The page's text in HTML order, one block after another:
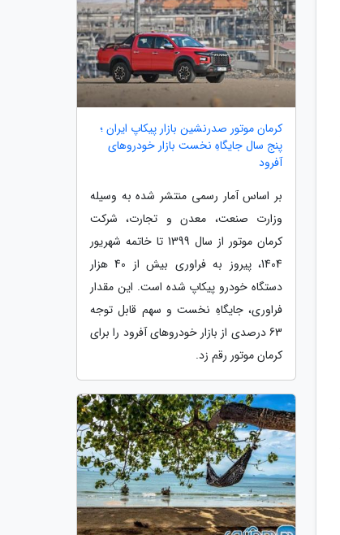
کرمان موتور صدرنشین بازار پیکاپ ایران ؛
پنج سال جایگاهِ نخست بازار خودروهای
آفرود
بر اساس آمار رسمی منتشر شده به وسیله
وزارت صنعت، معدن و تجارت، شرکت
کرمان موتور از سال 1399 تا خاتمه شهریور
1404، پیروز به فراوری بیش از 40 هزار
دستگاه خودرو پیکاپ شده است. این مقدار
فراوری، جایگاهِ نخست و سهم قابل توجه
63 درصدی از بازار خودروهای آفرود را برای
کرمان موتور رقم زد.